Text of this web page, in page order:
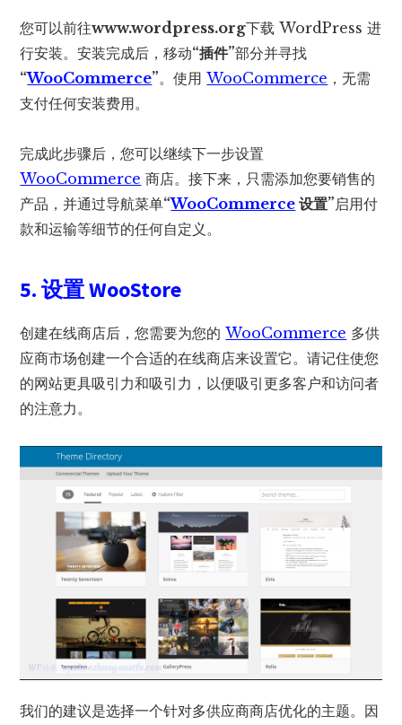
您可以前往www.wordpress.org下载 WordPress 进
行安装。安装完成后，移动“插件”部分并寻找
“WooCommerce”。使用WooCommerce ，无需
支付任何安装费用。
完成此步骤后，您可以继续下一步设置
WooCommerce 商店。接下来，只需添加您要销售的
产品，并通过导航菜单“WooCommerce 设置”启用付
款和运输等细节的任何自定义。
5. 设置 WooStore
创建在线商店后，您需要为您的WooCommerce 多供
应商市场创建一个合适的在线商店来设置它。请记住使您
的网站更具吸引力和吸引力，以便吸引更多客户和访问者
的注意力。
我们的建议是选择一个针对多供应商商店优化的主题。因